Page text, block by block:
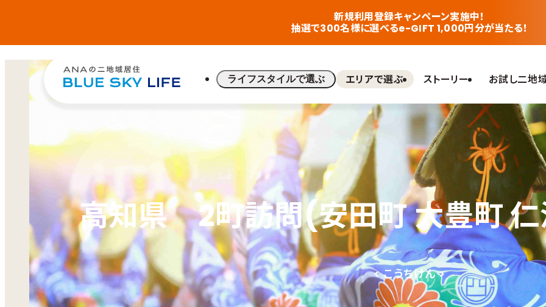
新規利用登録キャンペーン実施中！
抽選で300名様に選べるe-GIFT 1,000円分が当たる！
ライフスタイルで選ぶ エリアで選ぶ ストーリー お試し二地
高知県 2町訪問(安田町 大豊町
< こうちけん >